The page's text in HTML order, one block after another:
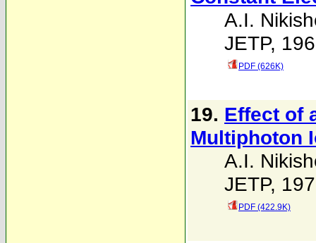
A.I.
JETP,
PDF (626K)
19. Effect of
Multiphoton
A.I.
JETP,
PDF (422.9K)